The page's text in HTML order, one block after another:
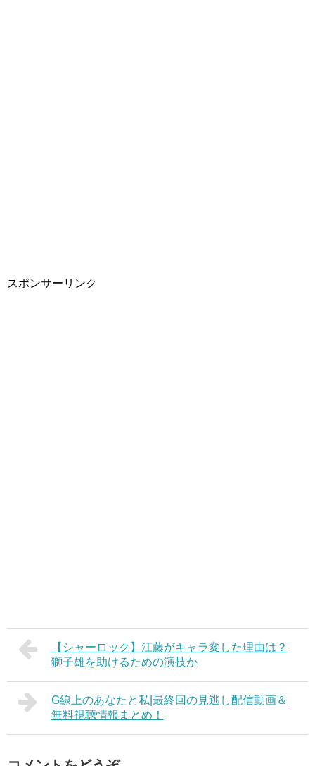
スポンサーリンク
【シャーロック】江藤がキャラ変した理由は？
獅子雄を助けるための演技か
G線上のあなたと私|最終回の見逃し配信動画＆
無料視聴情報まとめ！